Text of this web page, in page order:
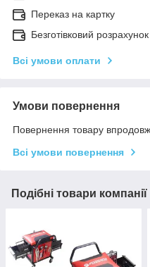
Переказ на картку
Безготівковий розрахунок
Всі умови оплати
Умови повернення
Повернення товару
Всі умови повернення
Подібні товари компанії